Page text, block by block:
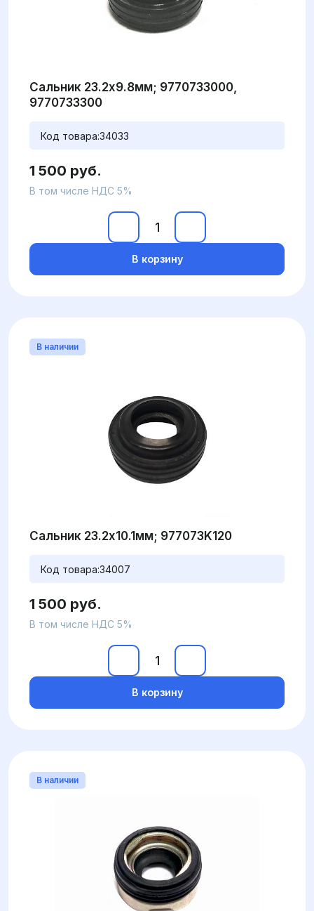
Сальник 23.2x9.8мм; 9770733000,
9770733300
Код товара:34033
1 500 руб.
В том числе НДС 5%
В корзину
В наличии
Сальник 23.2x10.1мм; 977073K120
Код товара:34007
1 500 руб.
В том числе НДС 5%
В корзину
В наличии